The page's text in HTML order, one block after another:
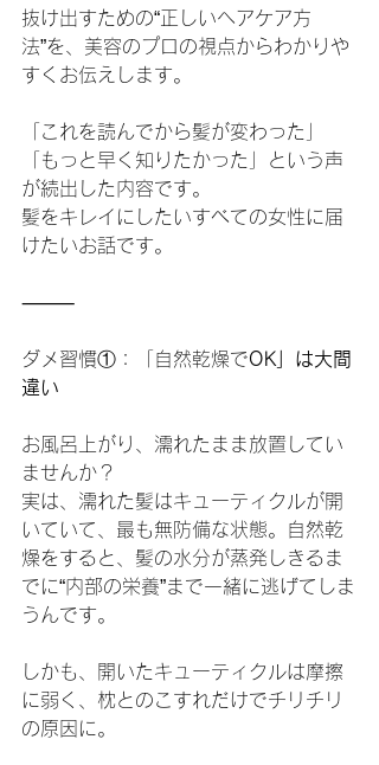
抜け出すための“正しいヘアケア方
法”を、美容のプロの視点からわかりや
すくお伝えします。
「これを読んでから髪が変わった」
「もっと早く知りたかった」という声
が続出した内容です。
髪をキレイにしたいすべての女性に届
けたいお話です。
⸻
ダメ習慣①：「自然乾燥でOK」は大間
違い
お風呂上がり、濡れたまま放置してい
ませんか？
実は、濡れた髪はキューティクルが開
いていて、最も無防備な状態。自然乾
燥をすると、髪の水分が蒸発しきるま
でに“内部の栄養”まで一緒に逃げてしま
うんです。
しかも、開いたキューティクルは摩擦
に弱く、枕とのこすれだけでチリチリ
の原因に。